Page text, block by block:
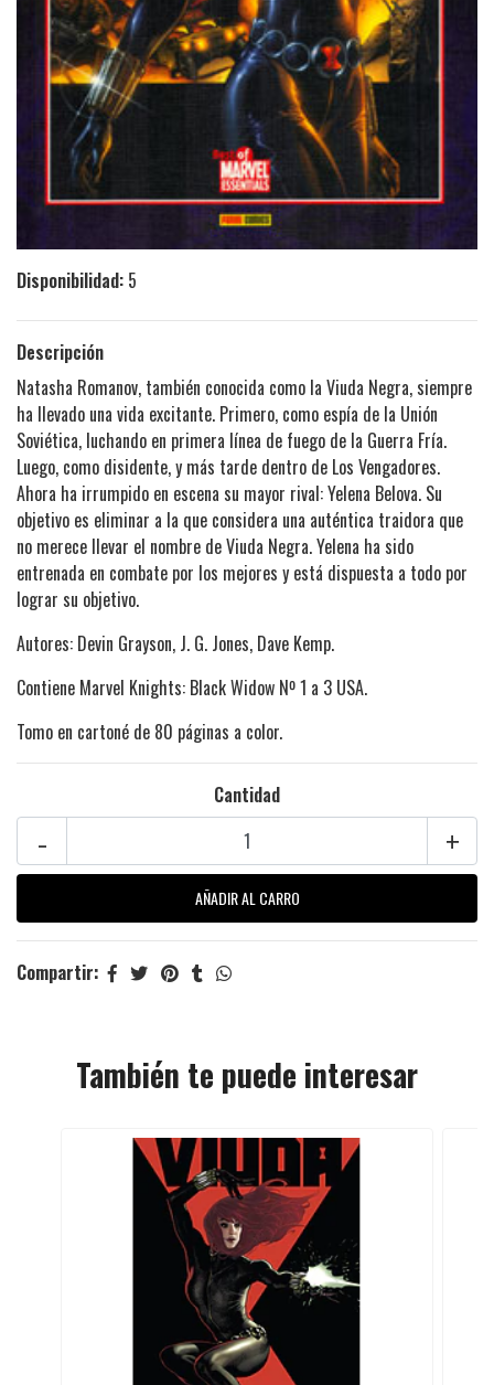
Disponibilidad: 5
Descripción
Natasha Romanov, también conocida como la Viuda Negra, siempre
ha llevado una vida excitante. Primero, como espía de la Unión
Soviética, luchando en primera línea de fuego de la Guerra Fría.
Luego, como disidente, y más tarde dentro de Los Vengadores.
Ahora ha irrumpido en escena su mayor rival: Yelena Belova. Su
objetivo es eliminar a la que considera una auténtica traidora que
no merece llevar el nombre de Viuda Negra. Yelena ha sido
entrenada en combate por los mejores y está dispuesta a todo por
lograr su objetivo.
Autores: Devin Grayson, J. G. Jones, Dave Kemp.
Contiene Marvel Knights: Black Widow Nº 1 a 3 USA.
Tomo en cartoné de 80 páginas a color.
Cantidad
+
-
Compartir:
También te puede interesar